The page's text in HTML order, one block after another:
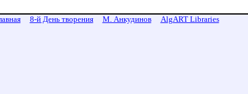
8-й День творения М. Анкудинов AlgART Libraries